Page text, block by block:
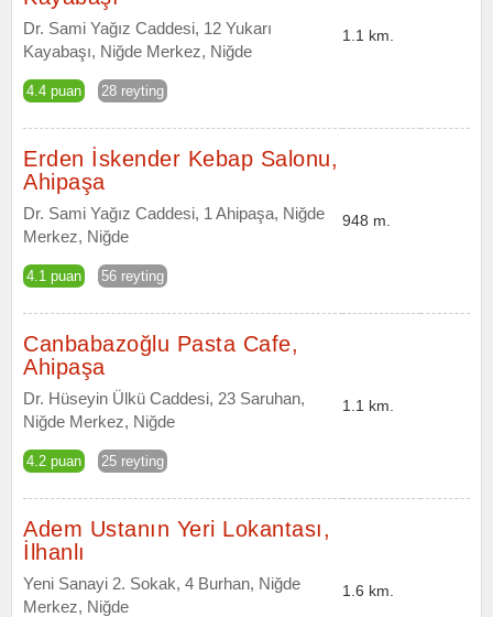
Dr. Sami Yağız Caddesi, 12 Yukarı
Kayabaşı, Niğde Merkez, Niğde
4.4 puan 28 reyting
1.1 km.
Erden İskender Kebap Salonu,
Ahipaşa
Dr. Sami Yağız Caddesi, 1 Ahipaşa, Niğde
Merkez, Niğde
4.1 puan 56 reyting
948 m.
Canbabazoğlu Pasta Cafe,
Ahipaşa
Dr. Hüseyin Ülkü Caddesi, 23 Saruhan,
Niğde Merkez, Niğde
4.2 puan 25 reyting
1.1 km.
Adem Ustanın Yeri Lokantası,
İlhanlı
Yeni Sanayi 2. Sokak, 4 Burhan, Niğde
Merkez, Niğde
1.6 km.